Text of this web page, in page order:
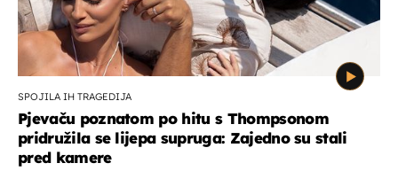
SPOJILA IH TRAGEDIJA
Pjevaču poznatom po hitu s Thompsonom
pridružila se lijepa supruga: Zajedno su stali
pred kamere